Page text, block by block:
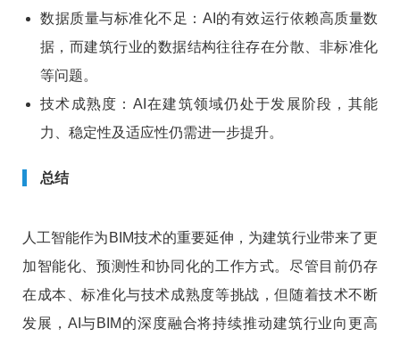
数据质量与标准化不足：AI的有效运行依赖高质量数
据，而建筑行业的数据结构往往存在分散、非标准化
等问题。
技术成熟度：AI在建筑领域仍处于发展阶段，其能
力、稳定性及适应性仍需进一步提升。
总结
人工智能作为BIM技术的重要延伸，为建筑行业带来了更
加智能化、预测性和协同化的工作方式。尽管目前仍存
在成本、标准化与技术成熟度等挑战，但随着技术不断
发展，AI与BIM的深度融合将持续推动建筑行业向更高